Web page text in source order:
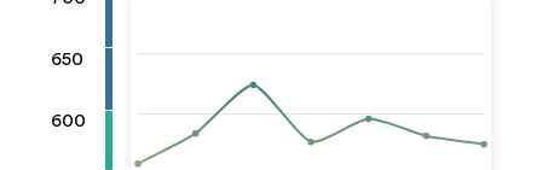
650
600